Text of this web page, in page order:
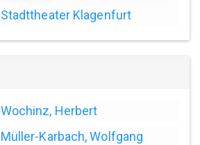
Stadttheater Klagenfurt
Wochinz, Herbert
Müller-Karbach, Wolfgang